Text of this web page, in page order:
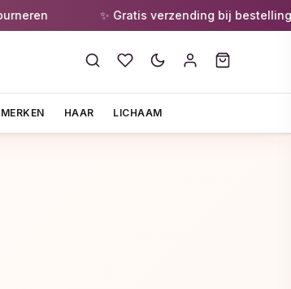
✨ Gratis verzending bij bestellingen
MERKEN HAAR LICHAAM